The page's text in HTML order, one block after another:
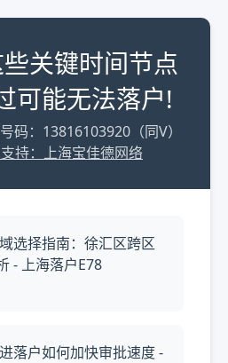
关键时间节点
可能无法落户!
码：13816103920（同V）
持：上海宝佳德网络
选择指南：徐汇区跨区
- 上海落户E78
落户如何加快审批速度 -